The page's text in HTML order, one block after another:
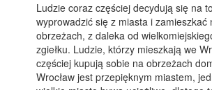
Ludzie coraz częściej decydują się na
wyprowadzić się z miasta i zamieszkać
obrzeżach, z daleka od
zgiełku. Ludzie, którzy mieszkają we
częściej kupują sobie na obrzeżach
Wrocław jest przepięknym miastem,